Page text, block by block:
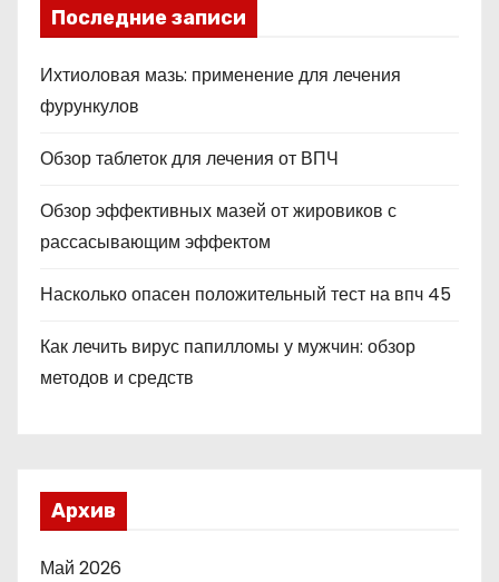
Последние записи
Ихтиоловая мазь: применение для лечения
фурункулов
Обзор таблеток для лечения от ВПЧ
Обзор эффективных мазей от жировиков с
рассасывающим эффектом
Насколько опасен положительный тест на впч 45
Как лечить вирус папилломы у мужчин: обзор
методов и средств
Архив
Май 2026